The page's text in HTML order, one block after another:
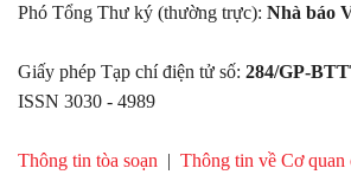
Phó Tổng Thư ký (thường trực): Nhà báo
Giấy phép Tạp chí điện tử số: 284/GP-
ISSN 3030 - 4989
Thông tin tòa soạn | Thông tin về Cơ quan